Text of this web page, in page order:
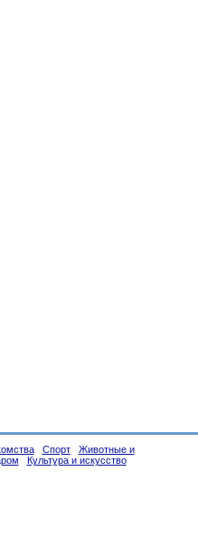
Спорт
Животные и
Культура и искусство